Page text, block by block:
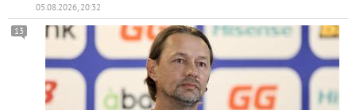
05.08.2026, 20:32
13